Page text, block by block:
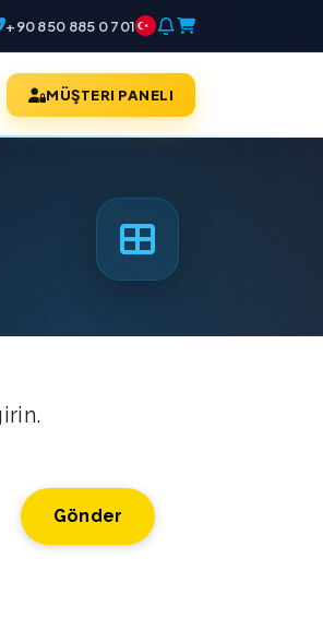
+90 850 885 0 701
MÜŞTERI PANELI
Gönder